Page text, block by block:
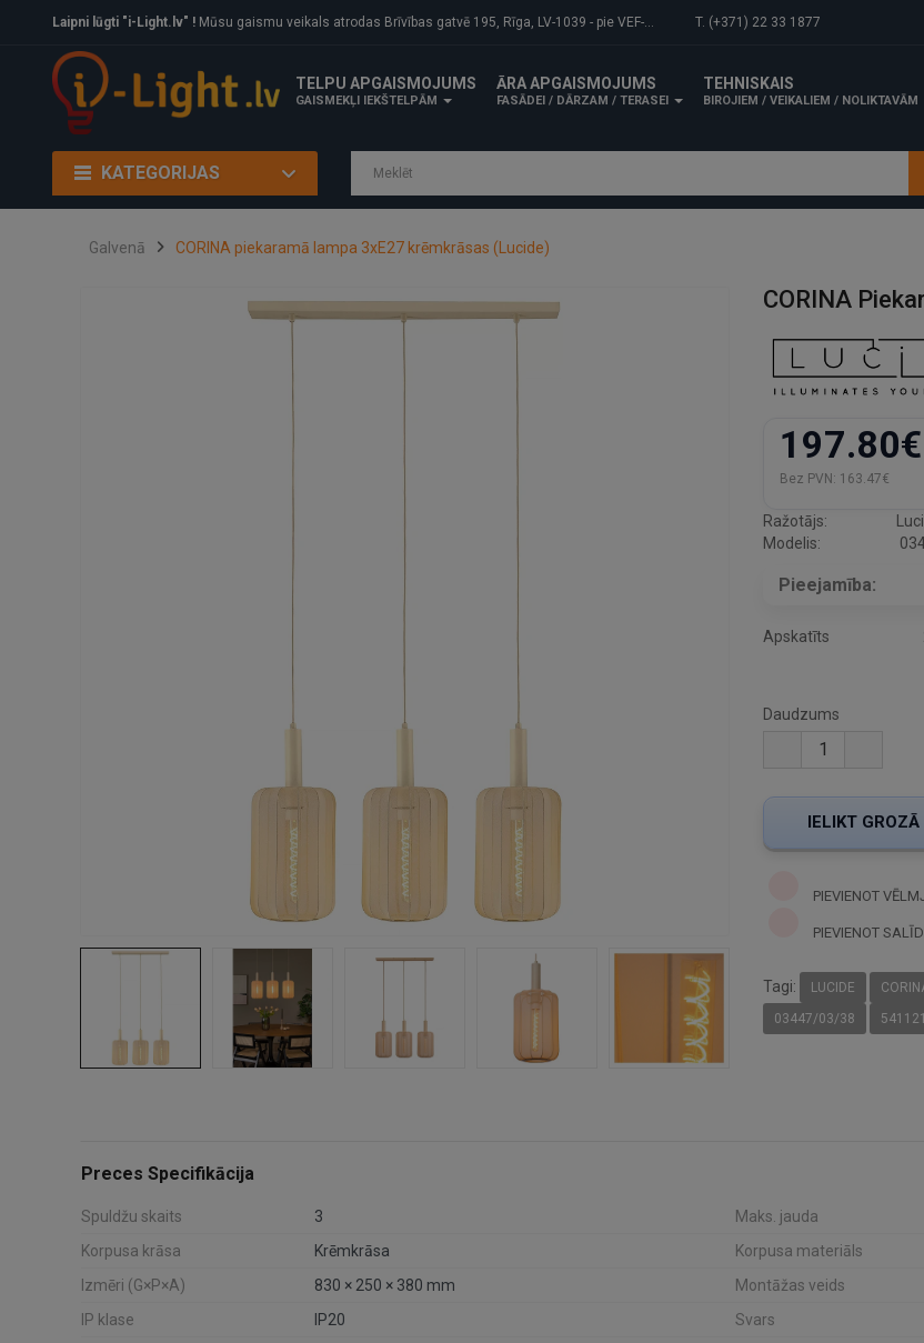
Laipni lūgti "i-Light.lv" ! Mūsu gaismu veikals atrodas Brīvības gatvē 195, Rīga, LV-1039 - pie VEF-Gaisa tilta. T. (+371) 22 33 1877
TELPU APGAISMOJUMS
GAISMEKĻI IEKŠTELPĀM
ĀRA APGAISMOJUMS
FASĀDEI / DĀRZAM / TERASEI
TEHNISKAIS
BIROJIEM / VEIKALIEM / NOLIKTAVĀM
KATEGORIJAS
Galvenā CORINA piekaramā lampa 3xE27 krēmkrāsas (Lucide)
CORINA
197.80€
Bez PVN: 163.47€
Ražotājs:
Modelis:
Pieejamība:
Apskatīts
Daudzums
PIEVIENOT
PIEVIENOT
Tagi: LUCIDE
03447/03/38
Preces Specifikācija
Spuldžu skaits 3 Maks. jauda
Korpusa krāsa
Krēmkrāsa Korpusa materiāls
Izmēri (G×P×A)
830 × 250 × 380 mm Montāžas veids
IP klase
IP20 Svars